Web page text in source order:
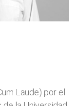
Laude) por el